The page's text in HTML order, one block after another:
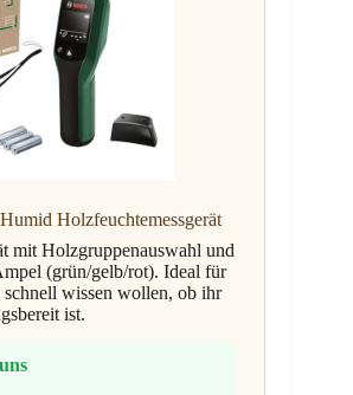
Holzfeuchtemessgerät
mit Holzgruppenauswahl und
(grün/gelb/rot). Ideal für
wissen wollen, ob ihr
ist.